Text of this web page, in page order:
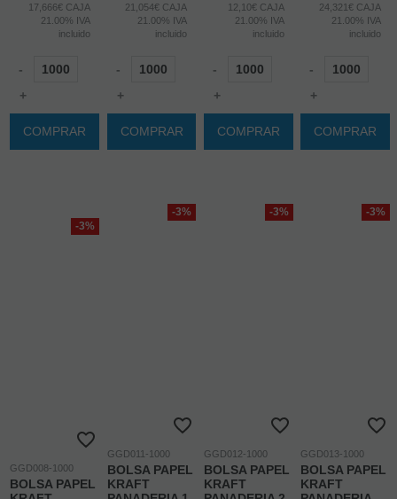
17,666€ CAJA
21.00% IVA
incluido
-
+
COMPRAR
21,054€ CAJA
21.00% IVA
incluido
-
+
COMPRAR
12,10€ CAJA
21.00% IVA
incluido
-
+
COMPRAR
24,321€ CAJA
21.00% IVA
incluido
-
+
COMPRAR
-3%
GGD008-1000
BOLSA PAPEL
-3%
GGD011-1000
BOLSA PAPEL
KRAFT
-3%
GGD012-1000
BOLSA PAPEL
KRAFT
-3%
GGD013-1000
BOLSA PAPEL
KRAFT